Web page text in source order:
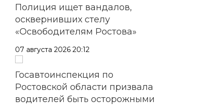
Полиция ищет вандалов,
осквернивших стелу
«Освободителям Ростова»
07 августа 2026 20:12
Госавтоинспекция по
Ростовской области призвала
водителей быть осторожными